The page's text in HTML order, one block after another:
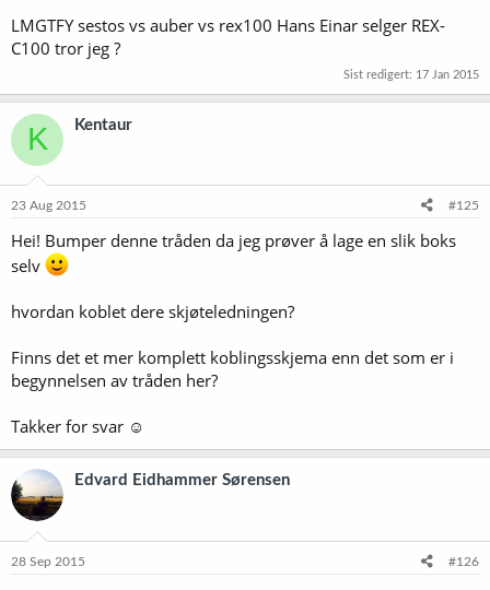
LMGTFY sestos vs auber vs rex100 Hans Einar selger REX-
C100 tror jeg ?
Sist redigert: 17 Jan 2015
K Kentaur
23 Aug 2015 #125
Hei! Bumper denne tråden da jeg prøver å lage en slik boks
selv
hvordan koblet dere skjøteledningen?
Finns det et mer komplett koblingsskjema enn det som er i
begynnelsen av tråden her?
Takker for svar ☺
Edvard Eidhammer Sørensen
28 Sep 2015 #126